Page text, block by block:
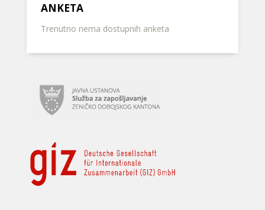
ANKETA
Trenutno nema dostupnih anketa